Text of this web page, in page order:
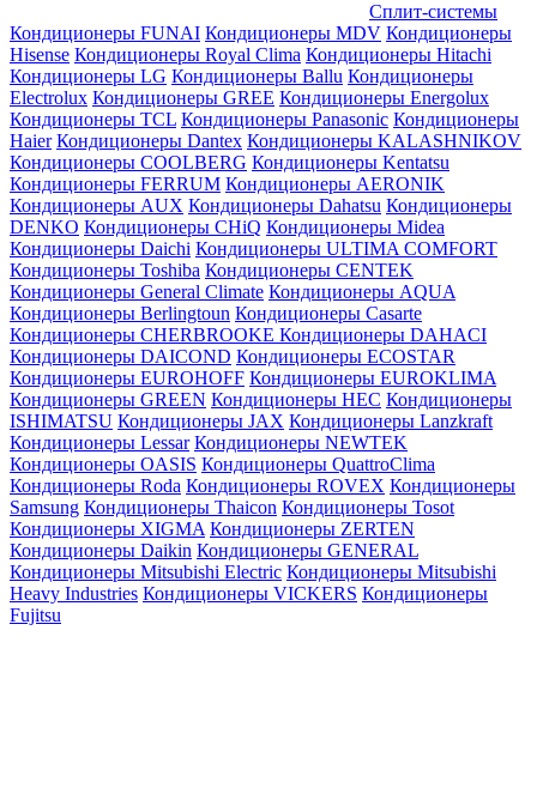
Сплит-системы
Кондиционеры FUNAI Кондиционеры MDV Кондиционеры
Hisense Кондиционеры Royal Clima Кондиционеры Hitachi
Кондиционеры LG Кондиционеры Ballu Кондиционеры
Electrolux Кондиционеры GREE Кондиционеры Energolux
Кондиционеры TCL Кондиционеры Panasonic Кондиционеры
Haier Кондиционеры Dantex Кондиционеры KALASHNIKOV
Кондиционеры СOOLBERG Кондиционеры Kentatsu
Кондиционеры FERRUM Кондиционеры AERONIK
Кондиционеры AUX Кондиционеры Dahatsu Кондиционеры
DENKO Кондиционеры CHiQ Кондиционеры Midea
Кондиционеры Daichi Кондиционеры ULTIMA COMFORT
Кондиционеры Toshiba Кондиционеры CENTEK
Кондиционеры General Climate Кондиционеры AQUA
Кондиционеры Berlingtoun Кондиционеры Casarte
Кондиционеры CHERBROOKE Кондиционеры DAHACI
Кондиционеры DAICOND Кондиционеры ECOSTAR
Кондиционеры EUROHOFF Кондиционеры EUROKLIMA
Кондиционеры GREEN Кондиционеры HEC Кондиционеры
ISHIMATSU Кондиционеры JAX Кондиционеры Lanzkraft
Кондиционеры Lessar Кондиционеры NEWTEK
Кондиционеры OASIS Кондиционеры QuattroClima
Кондиционеры Roda Кондиционеры ROVEX Кондиционеры
Samsung Кондиционеры Thaicon Кондиционеры Tosot
Кондиционеры XIGMA Кондиционеры ZERTEN
Кондиционеры Daikin Кондиционеры GENERAL
Кондиционеры Mitsubishi Electric Кондиционеры Mitsubishi
Heavy Industries Кондиционеры VICKERS Кондиционеры
Fujitsu